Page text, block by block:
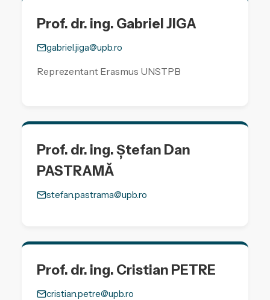
Prof. dr. ing. Gabriel JIGA
gabriel.jiga@upb.ro
Reprezentant Erasmus UNSTPB
Prof. dr. ing. Ștefan Dan
PASTRAMĂ
stefan.pastrama@upb.ro
Prof. dr. ing. Cristian PETRE
cristian.petre@upb.ro